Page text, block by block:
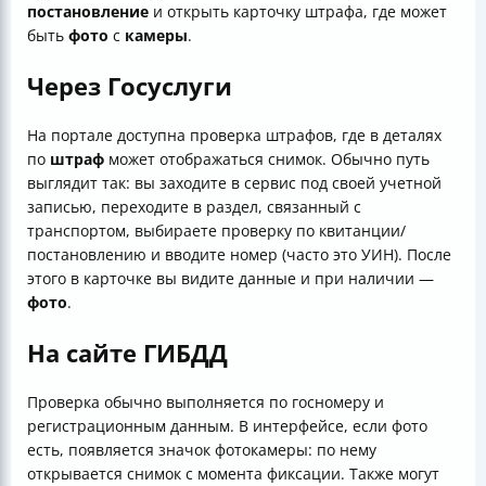
постановление и открыть карточку штрафа, где может
быть фото с камеры.
Через Госуслуги
На портале доступна проверка штрафов, где в деталях
по штраф может отображаться снимок. Обычно путь
выглядит так: вы заходите в сервис под своей учетной
записью, переходите в раздел, связанный с
транспортом, выбираете проверку по квитанции/
постановлению и вводите номер (часто это УИН). После
этого в карточке вы видите данные и при наличии —
фото.
На сайте ГИБДД
Проверка обычно выполняется по госномеру и
регистрационным данным. В интерфейсе, если фото
есть, появляется значок фотокамеры: по нему
открывается снимок с момента фиксации. Также могут